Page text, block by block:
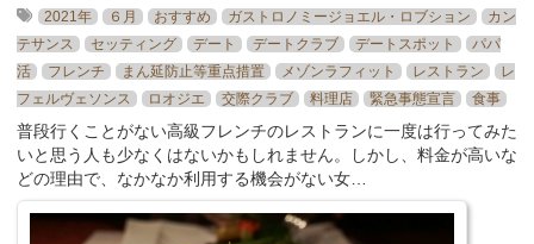
2021年 ６月 おすすめ ガストロノミージョエル・ロブション
カン
テサンス
セッティング デート デートクラブ デートスポット
パパ
活
フレンチ まん延防止等重点措置 メゾンラフィット レストラン
レ
フェルヴェソンス
ロオジエ 交際クラブ 料理店 緊急事態宣言 食事
普段行くことがない高級フレンチのレストランに一度は行ってみた
いと思う人も少なくはないかもしれません。しかし、料金が高いな
どの理由で、なかなか利用する機会がない女…